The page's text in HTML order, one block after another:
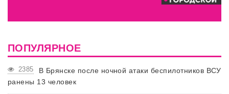
ПОПУЛЯРНОЕ
2385
В Брянске после ночной атаки беспилотников ВСУ
ранены 13 человек